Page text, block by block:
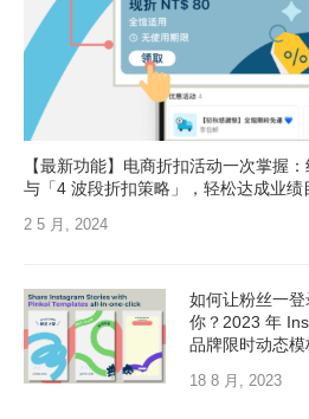
【最新功能】电商折扣活动一次掌握
与「4 波段折扣策略」，轻松达成业绩
2 5 月, 2024
如何让粉丝一
你？2023 年
品牌限时动态
18 8 月, 2023